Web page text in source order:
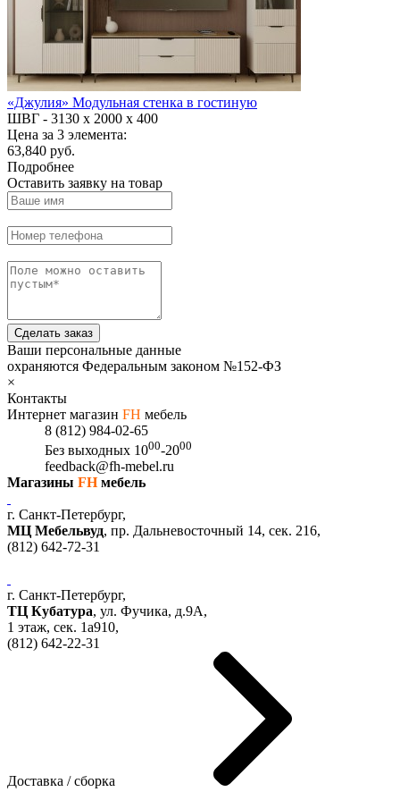
«Джулия» Модульная стенка в гостиную
ШВГ - 3130 х 2000 х 400
Цена за 3 элемента:
63,840 руб.
Подробнее
Оставить заявку на товар
Сделать заказ
Ваши персональные данные
охраняются Федеральным законом №152-ФЗ
×
Контакты
Интернет магазин FH мебель
8 (812) 984-02-65
Без выходных 1000-2000
feedback@fh-mebel.ru
Магазины FHмебель
г. Санкт-Петербург,
МЦ Мебельвуд, пр. Дальневосточный 14, сек. 216,
(812) 642-72-31
г. Санкт-Петербург,
ТЦ Кубатура, ул. Фучика, д.9А,
1 этаж, сек. 1a910,
(812) 642-22-31
Доставка / сборка